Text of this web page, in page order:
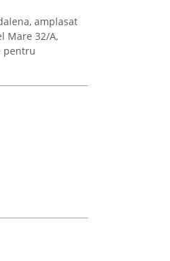
amplasat
Mare 32/A,
pentru